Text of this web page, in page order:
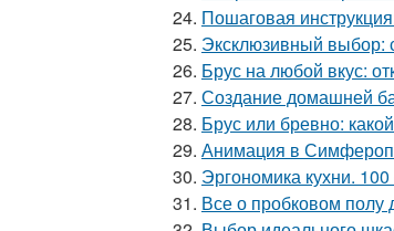
24. Пошаговая
25. Эксклюзивный
26. Брус на любой вкус:
27. Создание домашней
28. Брус или бревно:
29. Анимация в
30. Эргономика кухни.
31. Все о пробковом полу